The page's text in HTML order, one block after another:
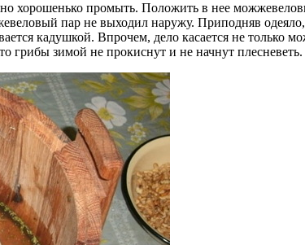
хорошенько промыть. Положить в нее
пар не выходил наружу. Приподняв
кадушкой. Впрочем, дело касается не только
грибы зимой не прокиснут и не начнут плесневеть.